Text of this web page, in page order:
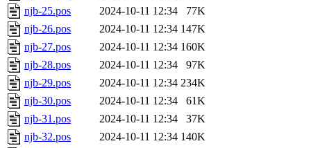
njb-25.pos
2024-10-11 12:34
77K
njb-26.pos
2024-10-11 12:34 147K
njb-27.pos
2024-10-11 12:34 160K
njb-28.pos
2024-10-11 12:34
97K
njb-29.pos
2024-10-11 12:34 234K
njb-30.pos
2024-10-11 12:34
61K
njb-31.pos
2024-10-11 12:34
37K
njb-32.pos
2024-10-11 12:34 140K